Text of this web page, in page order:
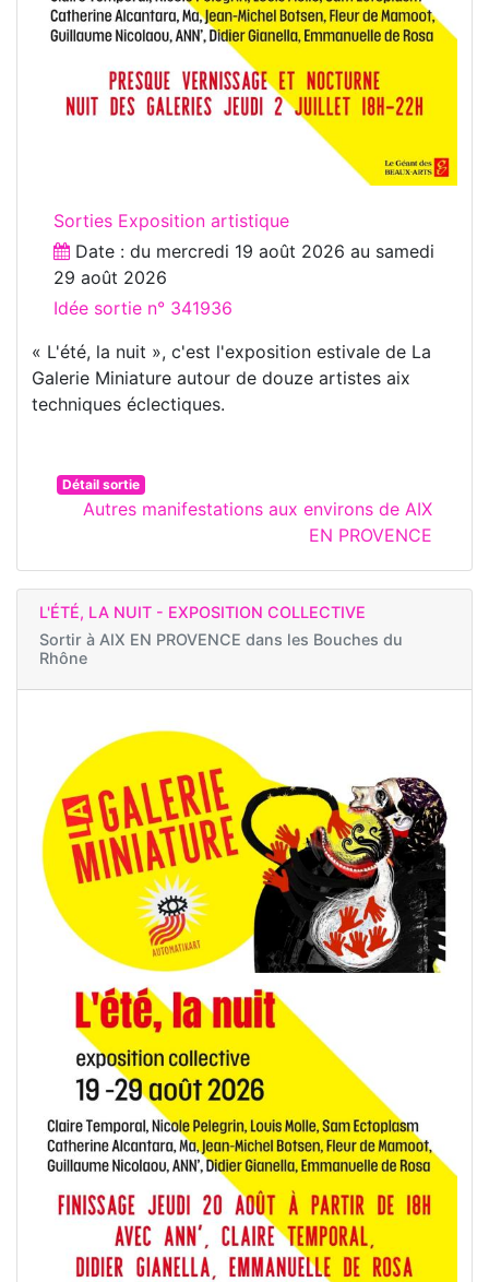
Sorties Exposition artistique
Date : du mercredi 19 août 2026 au samedi
29 août 2026
Idée sortie n° 341936
« L'été, la nuit », c'est l'exposition estivale de La
Galerie Miniature autour de douze artistes aix
techniques éclectiques.
Détail sortie
Autres manifestations aux environs de AIX
EN PROVENCE
L'ÉTÉ, LA NUIT - EXPOSITION COLLECTIVE
Sortir à AIX EN PROVENCE dans les Bouches du
Rhône